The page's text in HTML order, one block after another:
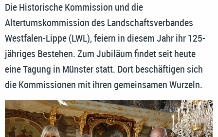
Die Historische Kommission und die
Altertumskommission des Landschaftsverbandes
Westfalen-Lippe (LWL), feiern in diesem Jahr ihr 125-
jähriges Bestehen. Zum Jubiläum findet seit heute
eine Tagung in Münster statt. Dort beschäftigen sich
die Kommissionen mit ihren gemeinsamen Wurzeln.